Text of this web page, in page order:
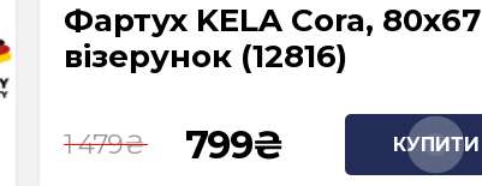
Фартух KELA Cora,
візерунок (12816)
1 479₴ 799₴ КУПИТИ